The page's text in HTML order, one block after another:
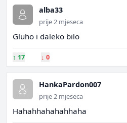
alba33
prije 2 mjeseca
Gluho i daleko bilo
↑ 17 ↓ 0
HankaPardon007
prije 2 mjeseca
Hahahhahahahhaha